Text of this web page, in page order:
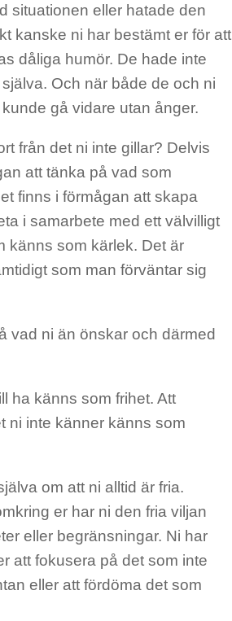
situationen eller hatade den
kanske ni har bestämt er för att
dåliga humör. De hade inte
Och när både de och ni
gå vidare utan ånger.
från det ni inte gillar? Delvis
att tänka på vad som
finns i förmågan att skapa
i samarbete med ett välvilligt
känns som kärlek. Det är
som man förväntar sig
vad ni än önskar och därmed
ha känns som frihet. Att
ni inte känner känns som
om att ni alltid är fria.
er har ni den fria viljan
eller begränsningar. Ni har
att fokusera på det som inte
eller att fördöma det som